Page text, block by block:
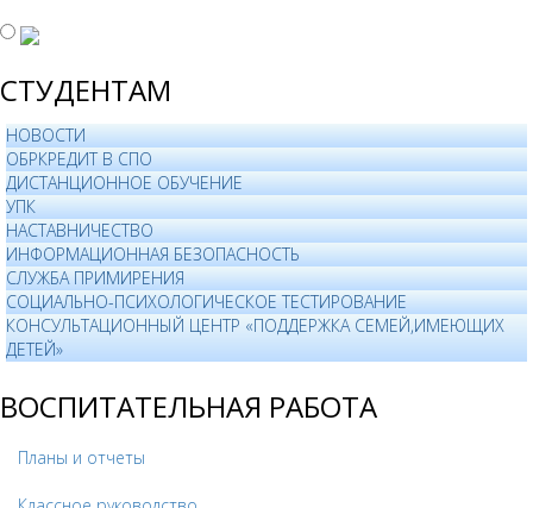
СТУДЕНТАМ
НОВОСТИ
ОБРКРЕДИТ В СПО
ДИСТАНЦИОННОЕ ОБУЧЕНИЕ
УПК
НАСТАВНИЧЕСТВО
ИНФОРМАЦИОННАЯ БЕЗОПАСНОСТЬ
СЛУЖБА ПРИМИРЕНИЯ
СОЦИАЛЬНО-ПСИХОЛОГИЧЕСКОЕ ТЕСТИРОВАНИЕ
КОНСУЛЬТАЦИОННЫЙ ЦЕНТР «ПОДДЕРЖКА СЕМЕЙ,ИМЕЮЩИХ
ДЕТЕЙ»
ВОСПИТАТЕЛЬНАЯ РАБОТА
Планы и отчеты